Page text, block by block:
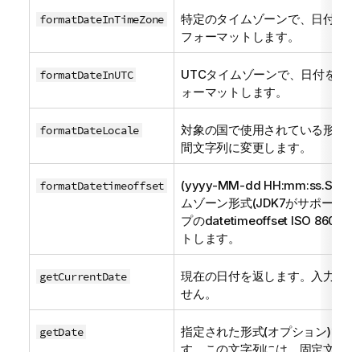
formatDateInTimeZone
特定のタイムゾーンで、日付を
フォーマットします。
formatDateInUTC
UTCタイムゾーンで、日付を特
ォーマットします。
formatDateLocale
対象の国で使用されている形式
間文字列に変更します。
formatDatetimeoffset
(yyyy-MM-dd
ムゾーン形式(JDK7がサポート)
プのdatetimeoffset ISO 8601文
トします。
getCurrentDate
現在の日付を返します。入力パ
せん。
getDate
指定された形式(オプション)で現